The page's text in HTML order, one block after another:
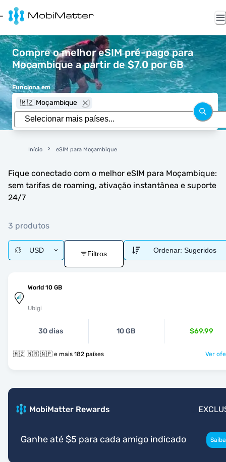
Compre o melhor eSIM pré-pago para
Moçambique a partir de $7.0 por GB
Funciona em
🇲🇿 Moçambique
Início eSIM para Moçambique
Fique conectado com o melhor eSIM para Moçambique:
sem tarifas de roaming, ativação instantânea e suporte
24/7
3 produtos
USD Filtros Ordenar: Sugeridos
World 10 GB
Ubigi
30 dias 10 GB $69.99
🇲🇿 🇳🇷 🇳🇵 e mais 182 países Ver
MobiMatter Rewards
Ganhe até $5 para cada amigo indicado